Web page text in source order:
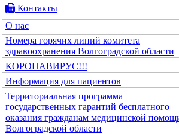
Контакты
О нас
Номера горячих линий комитета
здравоохранения Волгоградской области
КОРОНАВИРУС!!!
Информация для пациентов
Территориальная программа
государственных гарантий бесплатного
оказания гражданам медицинской
Волгоградской области